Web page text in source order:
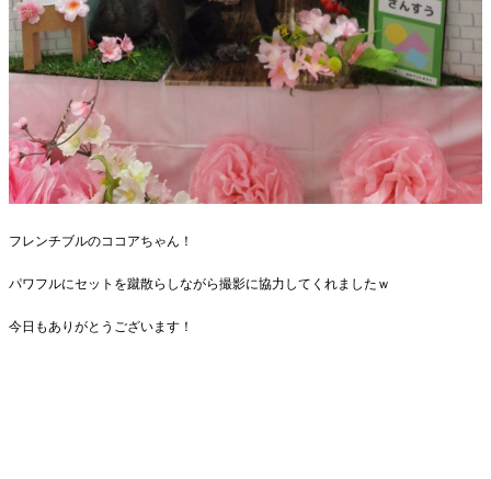
フレンチブルのココアちゃん！
パワフルにセットを蹴散らしながら撮影に協力してくれましたｗ
今日もありがとうございます！